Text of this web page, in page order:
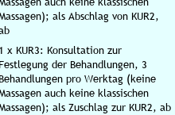
als Abschlag von KUR2,
1 x KUR3: Konsultation zur
Festlegung der Behandlungen, 3
Behandlungen pro Werktag (keine
auch keine klassischen
als Zuschlag zur KUR2, ab